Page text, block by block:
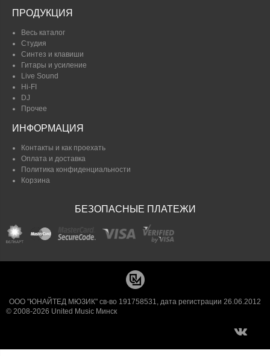
ПРОДУКЦИЯ
Весь каталог
Студия
Синтез и клавиши
Гитары и усиление
Live Sound
Hi-FI
DJ
Прочее
ИНФОРМАЦИЯ
Контакты и как проехать
Оплата и доставка
Политика конфиденциальности
Корзина
БЕЗОПАСНЫЕ ПЛАТЕЖИ
ООО "ЮНАЙТЕД МЮЗИК" св-во 191758531, дата регистрации 26.06.2012
© 2008-2026 United Music Минск